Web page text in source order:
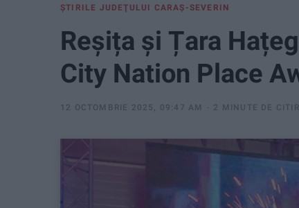
ŞTIRILE JUDEŢULUI CARAŞ-SEVERIN
Reșița și Țara
City Nation Place
12 OCTOMBRIE 2025, 09:47 AM 2 MINUTE DE